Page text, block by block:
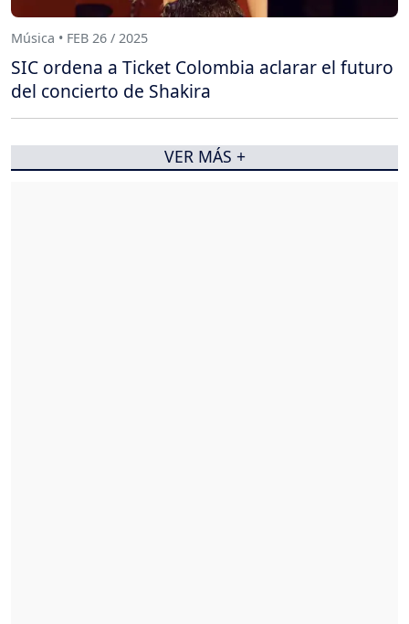
Música • FEB 26 / 2025
SIC ordena a Ticket Colombia aclarar el futuro
del concierto de Shakira
VER MÁS +